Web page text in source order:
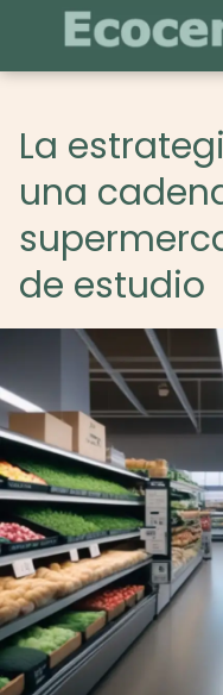
La
una
de estudio